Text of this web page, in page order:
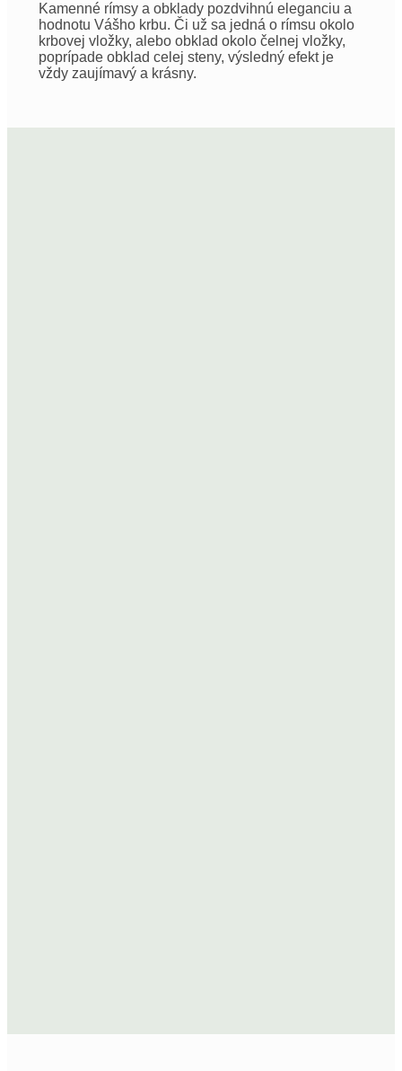
Kamenné rímsy a obklady pozdvihnú eleganciu a
hodnotu Vášho krbu. Či už sa jedná o rímsu okolo
krbovej vložky, alebo obklad okolo čelnej vložky,
poprípade obklad celej steny, výsledný efekt je
vždy zaujímavý a krásny.